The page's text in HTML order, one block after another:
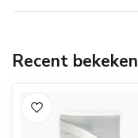
Recent bekeken